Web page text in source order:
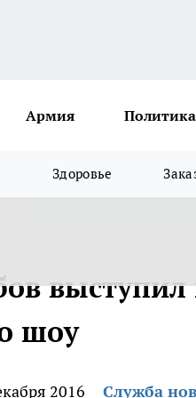
Армия Политика
Здоровье
шоу
2016 Служба